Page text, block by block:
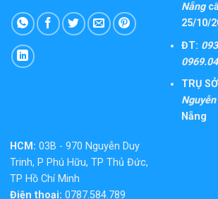
Nẵng
25/10/
ĐT:
TRỤ
Nẵng
HCM: 03B - 970 Nguyễn Duy
Trinh, P Phú Hữu, TP Thủ Đức,
TP Hồ Chí Minh
Điện thoại: 0787.584.789